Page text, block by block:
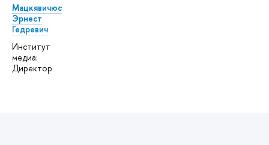
Мацкявичюс
Эрнест
Гедревич
Институт
медиа:
Директор